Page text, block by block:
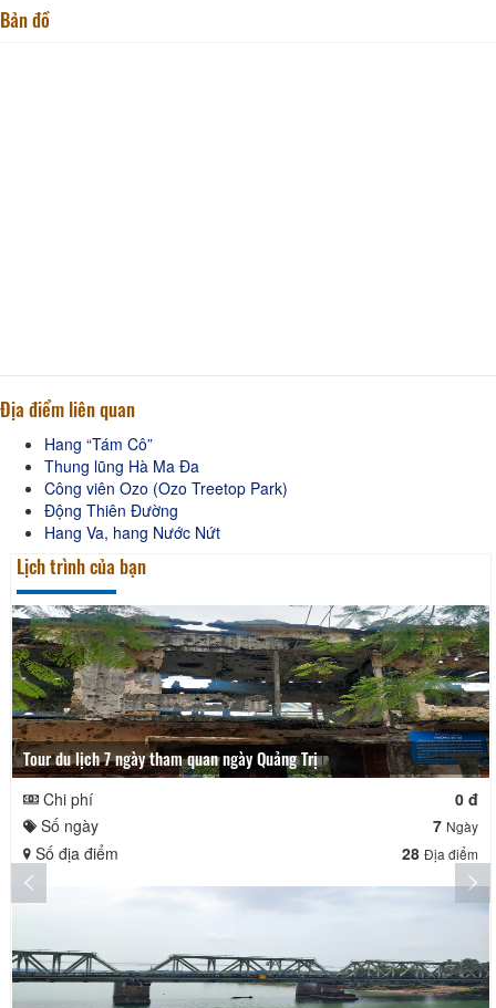
Bản đồ
Địa điểm liên quan
Hang “Tám Cô”
Thung lũng Hà Ma Đa
Công viên Ozo (Ozo Treetop Park)
Động Thiên Đường
Hang Va, hang Nước Nứt
Lịch trình của bạn
Tour du lịch 7 ngày tham quan ngày Quảng Trị
Chi phí
0 đ
Số ngày
7 Ngày
Số địa điểm 28 Địa điểm